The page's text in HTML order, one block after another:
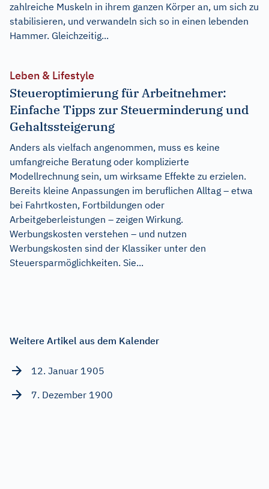
zahlreiche Muskeln in ihrem ganzen Körper an, um sich zu
stabilisieren, und verwandeln sich so in einen lebenden
Hammer. Gleichzeitig...
Leben & Lifestyle
Steueroptimierung für Arbeitnehmer:
Einfache Tipps zur Steuerminderung und
Gehaltssteigerung
Anders als vielfach angenommen, muss es keine
umfangreiche Beratung oder komplizierte
Modellrechnung sein, um wirksame Effekte zu erzielen.
Bereits kleine Anpassungen im beruflichen Alltag – etwa
bei Fahrtkosten, Fortbildungen oder
Arbeitgeberleistungen – zeigen Wirkung.
Werbungskosten verstehen – und nutzen
Werbungskosten sind der Klassiker unter den
Steuersparmöglichkeiten. Sie...
Weitere Artikel aus dem Kalender
12. Januar 1905
7. Dezember 1900